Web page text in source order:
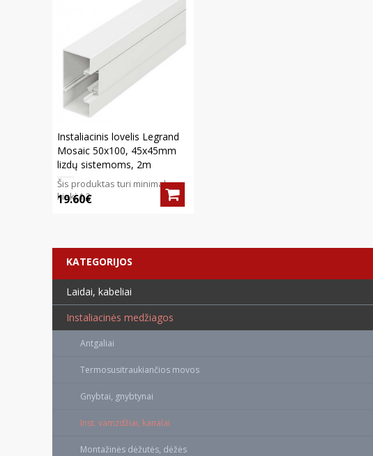
Instaliacinis lovelis Legrand
Mosaic 50x100, 45x45mm
lizdų sistemoms, 2m
Šis produktas turi minimalų
kiekį 1 2
19.60€
KATEGORIJOS
Laidai, kabeliai
Instaliacinės medžiagos
Antgaliai
Termosusitraukiančios movos
Gnybtai, gnybtynai
Inst. vamzdžiai, kanalai
Montažinės dėžutės, dėžės